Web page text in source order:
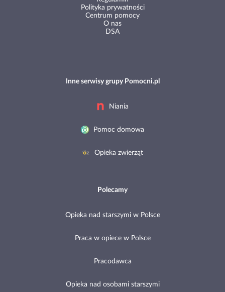
Polityka prywatności
Centrum pomocy
O nas
DSA
Inne serwisy grupy Pomocni.pl
Niania
Pomoc domowa
Opieka zwierząt
Polecamy
Opieka nad starszymi w Polsce
Praca w opiece w Polsce
Pracodawca
Opieka nad osobami starszymi